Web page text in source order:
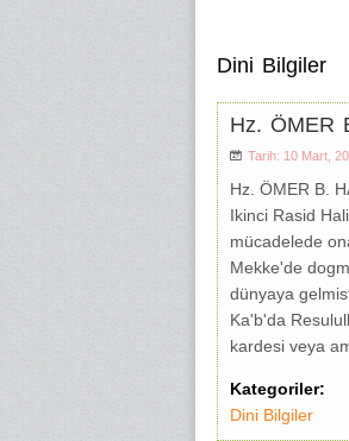
Dini Bilgiler
Hz. ÖMER
Tarih: 10 Mart,
Hz. ÖMER B.
Ikinci Rasid
mücadelede
Mekke'de
dünyaya
Ka'b'da
kardesi veya
Kategoriler:
Dini Bilgiler